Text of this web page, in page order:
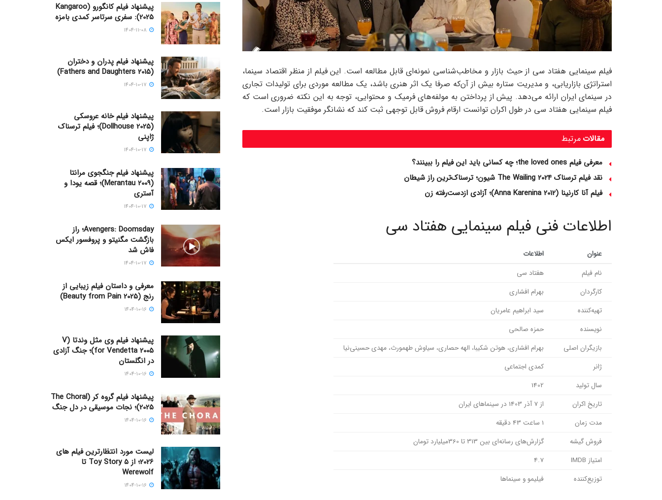
فیلم سینمایی هفتاد سی از حیث بازار و مخاطب‌شناسی نمونه‌ای قابل مطالعه است. این فیلم از منظر اقتصاد سینما،
استراتژی بازاریابی، و مدیریت ستاره بیش از آن‌که صرفا یک اثر هنری باشد، یک مطالعه موردی برای تولیدات تجاری
در سینمای ایران ارائه می‌دهد. پیش از پرداختن به مولفه‌های فرمیک و محتوایی، توجه به این نکته ضروری است که
فیلم سینمایی هفتاد سی در طول اکران توانست ارقام فروش قابل توجهی ثبت کند که نشانگر موفقیت بازار است.
مرتبط مقالات
معرفی فیلم the loved ones؛ چه کسانی باید این فیلم را ببینند؟
نقد فیلم ترسناک The Wailing 2024 شیون؛ ترسناک‌ترین راز شیطان
فیلم آنا کارنینا (Anna Karenina 2012)؛ آزادی ازدست‌رفته زن
اطلاعات فنی فیلم سینمایی هفتاد سی
عنوان
اطلاعات
نام فیلم
هفتاد سی
کارگردان
بهرام افشاری
تهیه‌کننده
سید ابراهیم عامریان
نویسنده
حمزه صالحی
بازیگران اصلی
بهرام افشاری، هوتن شکیبا، الهه حصاری، سیاوش طهمورث، مهدی حسینی‌نیا
ژانر
کمدی اجتماعی
سال تولید
1402
تاریخ اکران
از 7 آذر 1403 در سینماهای ایران
مدت زمان
1 ساعت 43 دقیقه
فروش گیشه
گزارش‌های رسانه‌ای بین 313 تا 360میلیارد تومان
امتیاز IMDB
4.7
توزیع‌کننده
فیلیمو و سینماها
پیشنهاد فیلم کانگورو (Kangaroo
2025): سفری سرتاسر کمدی بامزه
پیشنهاد فیلم پدران و دختران
(Fathers and Daughters 2015)
پیشنهاد فیلم خانه عروسکی
(Dollhouse 2025)؛ فیلم ترسناک
ژاپنی
پیشنهاد فیلم جنگجوی مرانتا
(Merantau 2009)؛ قصه یودا و
آستری
Avengers: Doomsday؛ راز
بازگشت مگنیتو و پروفسور ایکس
فاش شد
معرفی و داستان فیلم زیبایی از
رنج (Beauty from Pain 2025)
پیشنهاد فیلم وی مثل وندتا (V
for Vendetta 2005)؛ جنگ آزادی
در انگلستان
پیشنهاد فیلم گروه کر (The Choral
2025)؛ نجات موسیقی در دل جنگ
لیست مورد انتظارترین فیلم های
2026؛ از Toy Story 5 تا
Werewolf